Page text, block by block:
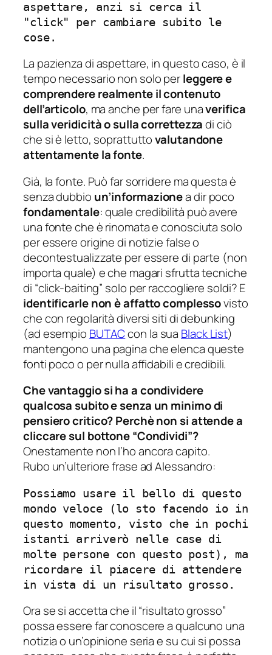
aspettare, anzi si cerca il
"click" per cambiare subito le
cose.
La pazienza di aspettare, in questo caso, è il
tempo necessario non solo perleggere e
comprendere realmente il contenuto
dell’articolo, ma anche per fare unaverifica
sulla veridicità o sulla correttezzadi ciò
che si è letto, soprattuttovalutandone
attentamente la fonte.
Già, la fonte. Può far sorridere ma questa è
senza dubbio un’informazionea dir poco
fondamentale: quale credibilità può avere
una fonte che è rinomata e conosciuta solo
per essere origine di notizie false o
decontestualizzate per essere di parte (non
importa quale) e che magari sfrutta tecniche
di “click-baiting” solo per raccogliere soldi? E
identificarle non è affatto complessovisto
che con regolarità diversi siti di debunking
(ad esempio BUTACcon la sua Black List)
mantengono una pagina che elenca queste
fonti poco o per nulla affidabili e credibili.
Che vantaggio si ha a condividere
qualcosa subito e senza un minimo di
pensiero critico? Perchè non si attende a
cliccare sul bottone “Condividi”?
Onestamente non l’ho ancora capito.
Rubo un’ulteriore frase ad Alessandro:
Possiamo usare il bello di questo
mondo veloce (lo sto facendo io in
questo momento, visto che in pochi
istanti arriverò nelle case di
molte persone con questo post), ma
ricordare il piacere di attendere
in vista di un risultato grosso.
Ora se si accetta che il “risultato grosso”
possa essere far conoscere a qualcuno una
notizia o un’opinione seria e su cui si possa